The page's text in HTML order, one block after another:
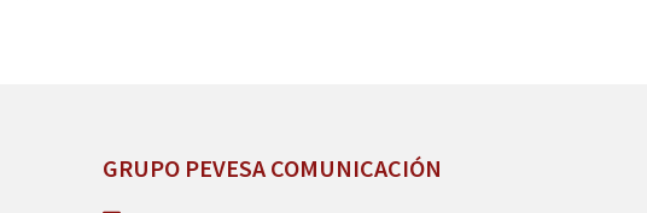
GRUPO PEVESA COMUNICACIÓN